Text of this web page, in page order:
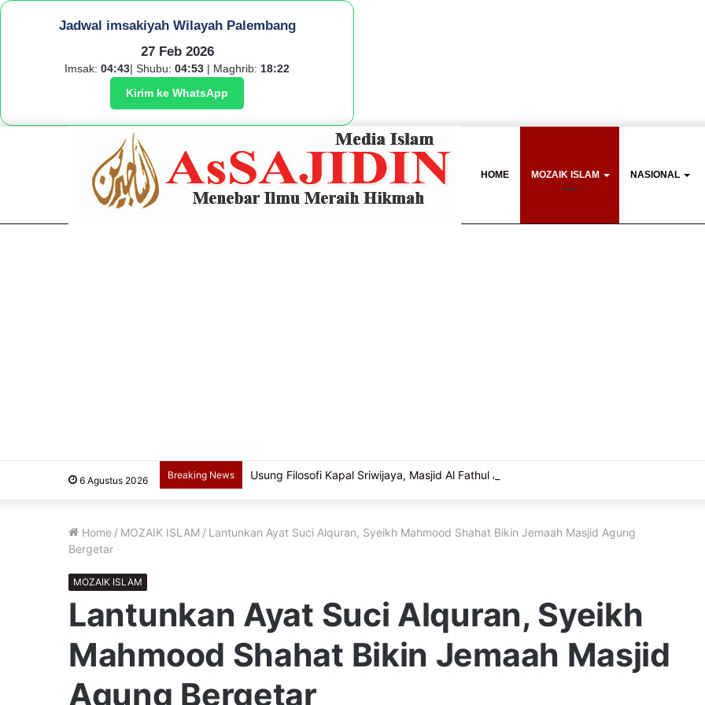
Jadwal imsakiyah Wilayah Palembang
27 Feb 2026
Imsak: 04:43| Shubu: 04:53 | Maghrib: 18:22
Kirim ke WhatsApp
HOME MOZAIK ISLAM NASIONAL
6 Agustus 2026 Breaking News Usung Filosofi Kapal Sriwijaya, Masjid Al Fathul Akbar Siap Tampil Lebih Ikonik
Home / MOZAIK ISLAM / Lantunkan Ayat Suci Alquran, Syeikh Mahmood Shahat Bikin Jemaah Masjid Agung
Bergetar
MOZAIK ISLAM
Lantunkan Ayat Suci Alquran, Syeikh
Mahmood Shahat Bikin Jemaah Masjid
Agung Bergetar